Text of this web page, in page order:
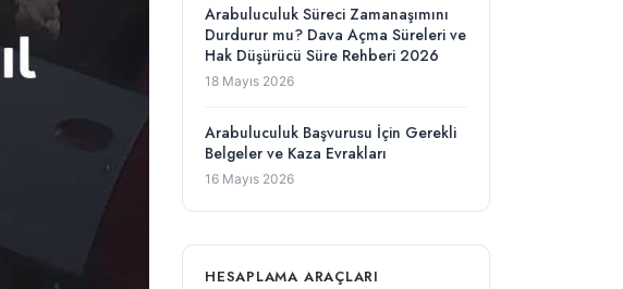
Arabuluculuk Süreci Zamanaşımını
Durdurur mu? Dava Açma Süreleri ve
Hak Düşürücü Süre Rehberi 2026
18 Mayıs 2026
Arabuluculuk Başvurusu İçin Gerekli
Belgeler ve Kaza Evrakları
16 Mayıs 2026
HESAPLAMA ARAÇLARI